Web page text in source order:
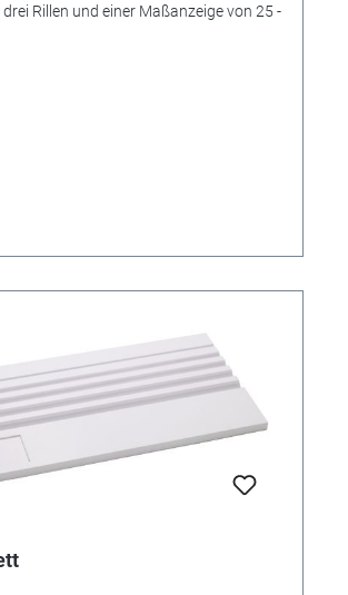
Rillen und einer Maßanzeige von 25 -